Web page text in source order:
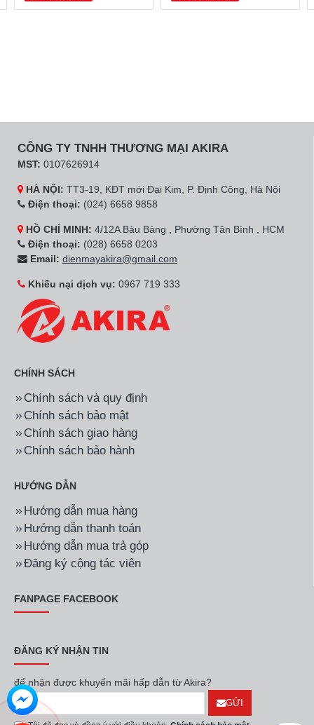
CÔNG TY TNHH THƯƠNG MẠI AKIRA
MST: 0107626914
HÀ NỘI: TT3-19, KĐT mới Đại Kim, P. Định Công, Hà Nội
Điện thoại: (024) 6658 9858
HỒ CHÍ MINH: 4/12A Bàu Bàng , Phường Tân Bình , HCM
Điện thoại: (028) 6658 0203
Email: dienmayakira@gmail.com
Khiếu nại dịch vụ: 0967 719 333
CHÍNH SÁCH
Chính sách và quy định
Chính sách bảo mật
Chính sách giao hàng
Chính sách bảo hành
HƯỚNG DẪN
Hướng dẫn mua hàng
Hướng dẫn thanh toán
Hướng dẫn mua trả góp
Đăng ký cộng tác viên
FANPAGE FACEBOOK
ĐĂNG KÝ NHẬN TIN
để nhận được khuyến mãi hấp dẫn từ Akira?
GỬI